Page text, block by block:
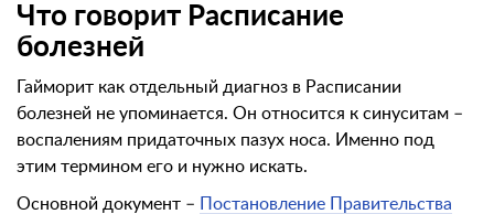
Что говорит Расписание
болезней
Гайморит как отдельный диагноз в Расписании
болезней не упоминается. Он относится к синуситам –
воспалениям придаточных пазух носа. Именно под
этим термином его и нужно искать.
Основной документ –
Постановление Правительства